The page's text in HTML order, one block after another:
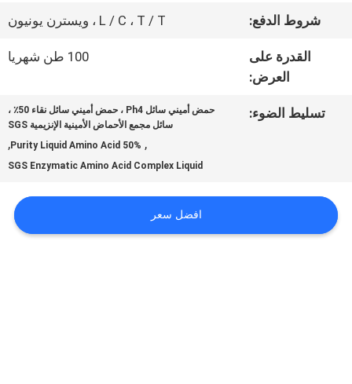
المعمل
الجودة
بنا
شروط الدفع: L / C ، T / T ، ويسترن يونيون
القدرة على
العرض:
100 طن شهريا
تسليط الضوء:
حمض أميني سائل Ph4 ، حمض أميني سائل نقاء 50٪ ،
سائل مجمع الأحماض الأمينية الإنزيمية SGS
,
50% Purity Liquid Amino Acid
,
SGS Enzymatic Amino Acid Complex Liquid
افضل سعر